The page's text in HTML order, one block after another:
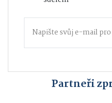
Partneři